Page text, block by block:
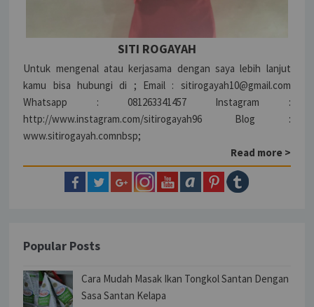
SITI ROGAYAH
Untuk mengenal atau kerjasama dengan saya lebih lanjut
kamu bisa hubungi di ; Email : sitirogayah10@gmail.com
Whatsapp : 081263341457 Instagram :
http://www.instagram.com/sitirogayah96 Blog :
www.sitirogayah.comnbsp;
Read more >
Popular Posts
Cara Mudah Masak Ikan Tongkol Santan Dengan
Sasa Santan Kelapa